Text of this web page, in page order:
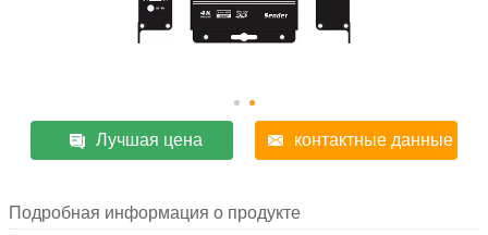
Лучшая цена контактные данные
Подробная информация о продукте